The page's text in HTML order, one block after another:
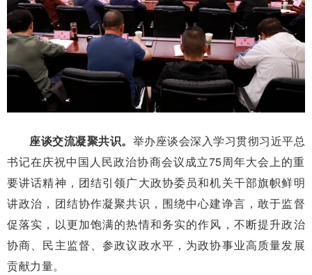
座谈交流凝聚共识。 举办座谈会深入学习贯彻习近平总
书记在庆祝中国人民政治协商会议成立75周年大会上的重
要讲话精神，团结引领广大政协委员和机关干部旗帜鲜明
讲政治，团结协作凝聚共识，围绕中心建诤言，敢于监督
促落实，以更加饱满的热情和务实的作风，不断提升政治
协商、民主监督、参政议政水平，为政协事业高质量发展
贡献力量。